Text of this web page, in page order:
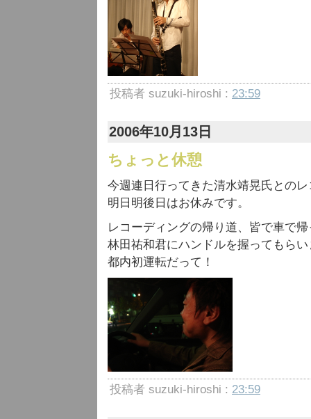
投稿者 suzuki-hiroshi : 23:59
2006年10月13日
ちょっと休憩
今週連日行ってきた清水靖晃氏との
明日明後日はお休みです。
レコーディングの帰り道、皆で車で
林田祐和君にハンドルを握ってもら
都内初運転だって！
投稿者 suzuki-hiroshi : 23:59